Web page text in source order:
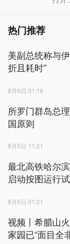
热门推荐
美副总统称与
折且耗时”
8月6日 01:16
所罗门群岛总
国原则
8月5日 11:21
最北高铁哈尔
启动按图运行
8月6日 01:21
视频丨希腊山
家园已“面目全